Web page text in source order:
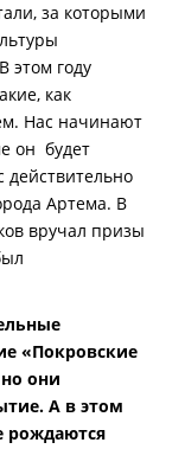
за которыми
этом году
как
Нас начинают
он будет
Артема. В
вручал призы
«Покровские
они
А в этом
рождаются